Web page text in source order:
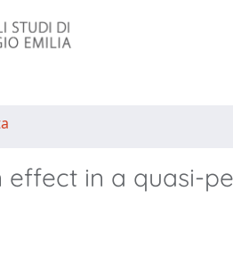
in a quasi-